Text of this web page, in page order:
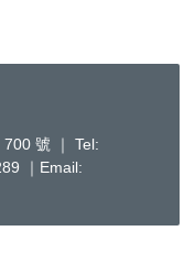
號 ｜ Tel:
｜Email: